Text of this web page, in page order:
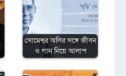
সোমেশ্বর অলির সঙ্গে জীবন
ও গান নিয়ে আলাপ